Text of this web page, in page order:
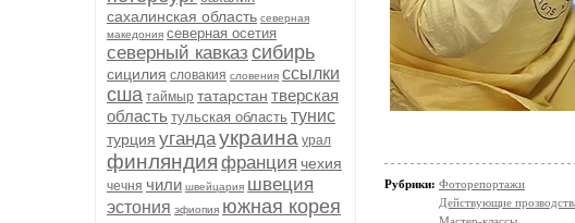
сахалинская область северная
македония северная осетия
северный кавказ сибирь
сицилия словакия словения ссылки
сша таймыр татарстан тверская
область тульская область тунис
турция угандаукраина урал
финляндия франция чехия
чечня чили швейцария швеция
эстония эфиопия южная корея
Рубрики: Фоторепортажи
Действующие
Мастер-классы